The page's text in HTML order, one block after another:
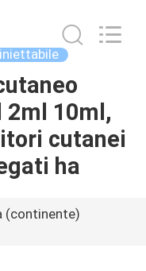
10ml,
cutanei
ha
(continente)